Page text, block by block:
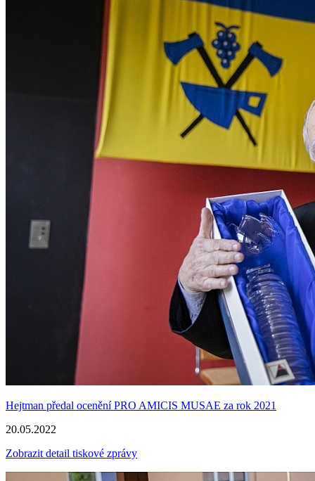
Hejtman předal ocenění PRO AMICIS MUSAE za rok 2021
20.05.2022
Zobrazit detail tiskové zprávy